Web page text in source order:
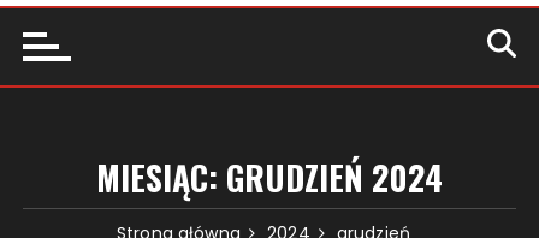
MIESIĄC: GRUDZIEŃ 2024
Strona główna 2024 grudzień